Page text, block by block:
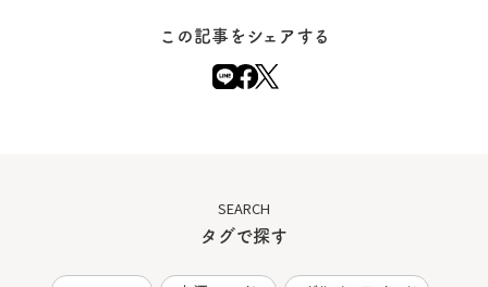
この記事をシェアする
SEARCH
タグで探す